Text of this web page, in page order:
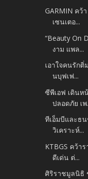
GARMIN ค
เซนเตอ...
“Beauty On
งาม แพล...
เอาใจคนรัก
นบุฟเฟ...
ซีพีเอฟ เดินห
ปลอดภัย เพ
ทีเอ็มบีและธ
วิเคราะห์...
KTBGS คว้า
ดีเด่น ต่...
ศิริราชมูลนิธิ